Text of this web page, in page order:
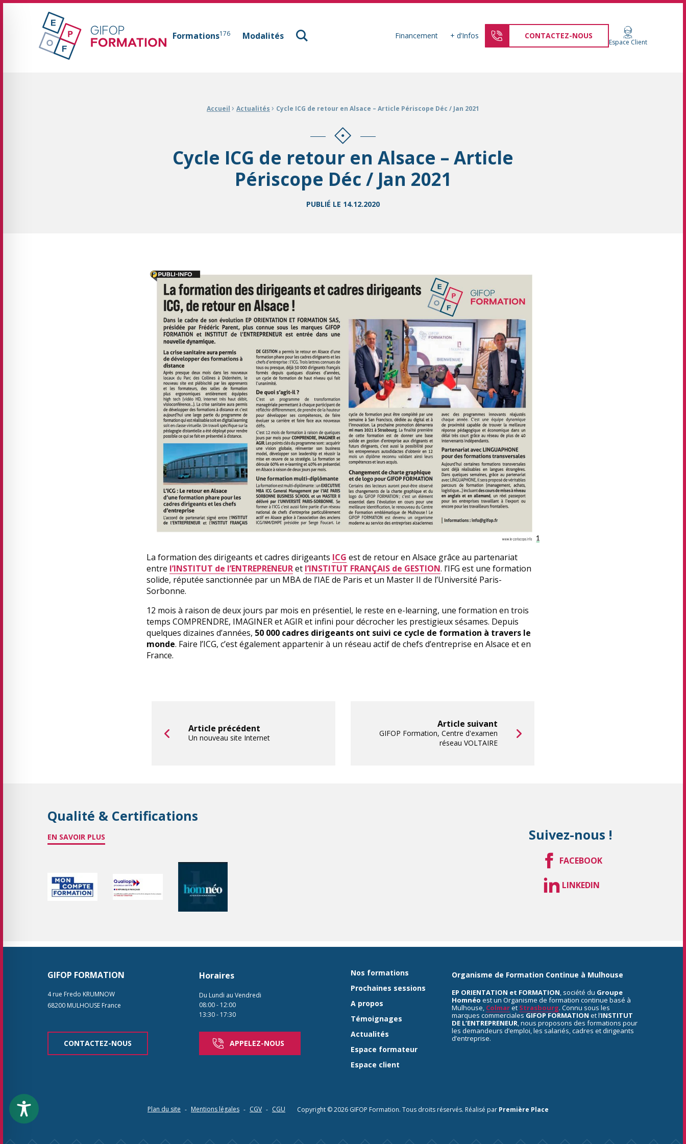
GIFOP Formation Centre de formation continue à Mulhouse
Formations176 Modalités Financement + d’Infos CONTACTEZ-NOUS
Espace Client
Accueil › Actualités › Cycle ICG de retour en Alsace – Article Périscope Déc / Jan 2021
Cycle ICG de retour en Alsace – Article
Périscope Déc / Jan 2021
PUBLIÉ LE 14.12.2020
La formation des dirigeants et cadres dirigeants ICG est de retour en Alsace grâce au partenariat
entre l’INSTITUT de l’ENTREPRENEURet l’INSTITUT FRANÇAIS de GESTION. l’IFG est une formation
solide, réputée sanctionnée par un MBA de l’IAE de Paris et un Master II de l’Université Paris-
Sorbonne.
12 mois à raison de deux jours par mois en présentiel, le reste en e-learning, une formation en trois
temps COMPRENDRE, IMAGINER et AGIR et infini pour décrocher les prestigieux sésames. Depuis
quelques dizaines d’années, 50 000 cadres dirigeants ont suivi ce cycle de formation à travers le
monde. Faire l’ICG, c’est également appartenir à un réseau actif de chefs d’entreprise en Alsace et en
France.
Article précédent
Un nouveau site Internet
Article suivant
GIFOP Formation, Centre d'examen
réseau VOLTAIRE
Qualité & Certifications
EN SAVOIR PLUS Suivez-nous !
FACEBOOK
LINKEDIN
GIFOP FORMATION
4 rue Fredo KRUMNOW
68200 MULHOUSE France
CONTACTEZ-NOUS
Horaires
Du Lundi au Vendredi
08:00- 12:00
13:30- 17:30
APPELEZ-NOUS
Nos formations
Prochaines sessions
A propos
Témoignages
Actualités
Espace formateur
Espace client
Organisme de Formation Continue à Mulhouse
EP ORIENTATION et FORMATION, société du Groupe
Homnéoest un Organisme de formation continue basé à
Mulhouse, Colmaret Strasbourg. Connu sous les
marques commercialesGIFOP FORMATION et l’INSTITUT
DE L’ENTREPRENEUR, nous proposons des formations pour
les demandeurs d’emploi, les salariés, cadres et dirigeants
d’entreprise.
Plan du site Mentions légales CGV CGU Copyright © 2026 GIFOP Formation. Tous droits réservés. Réalisé par Première Place